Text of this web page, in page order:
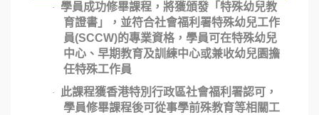
·
學員成功修畢課程，將獲頒發「特殊幼兒教
育證書」，並符合社會福利署特殊幼兒工作
員(SCCW)的專業資格，學員可在特殊幼兒
中心、早期教育及訓練中心或兼收幼兒園擔
任特殊工作員
·
此課程獲香港特別行政區社會福利署認可，
學員修畢課程後可從事學前殊教育等相關工